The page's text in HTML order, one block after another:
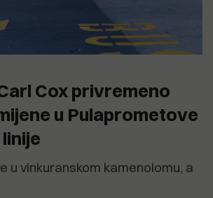
Cox privremeno
u Pulaprometove
u vinkuranskom kamenolomu, a